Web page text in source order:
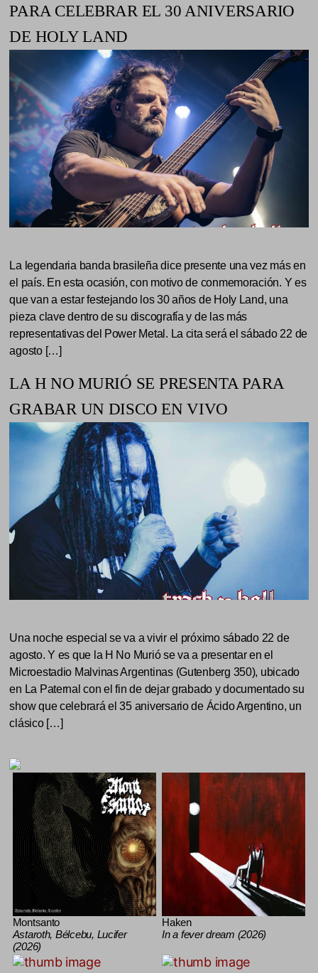
PARA CELEBRAR EL 30 ANIVERSARIO
DE HOLY LAND
La legendaria banda brasileña dice presente una vez más en
el país. En esta ocasión, con motivo de conmemoración. Y es
que van a estar festejando los 30 años de Holy Land, una
pieza clave dentro de su discografía y de las más
representativas del Power Metal. La cita será el sábado 22 de
agosto […]
LA H NO MURIÓ SE PRESENTA PARA
GRABAR UN DISCO EN VIVO
Una noche especial se va a vivir el próximo sábado 22 de
agosto. Y es que la H No Murió se va a presentar en el
Microestadio Malvinas Argentinas (Gutenberg 350), ubicado
en La Paternal con el fin de dejar grabado y documentado su
show que celebrará el 35 aniversario de Ácido Argentino, un
clásico […]
Montsanto
Astaroth, Bélcebu, Lucifer
(2026)
Haken
In a fever dream (2026)